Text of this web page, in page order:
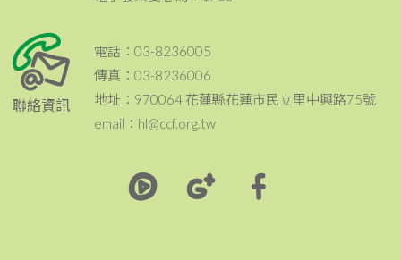
聯絡資訊
電話：03-8236005
傳真：03-8236006
地址：970064 花蓮縣花蓮市民立里中興路75號
email：hl@ccf.org.tw